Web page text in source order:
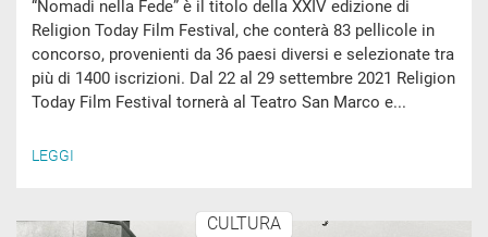
“Nomadi nella Fede” è il titolo della XXIV edizione di
Religion Today Film Festival, che conterà 83 pellicole in
concorso, provenienti da 36 paesi diversi e selezionate tra
più di 1400 iscrizioni. Dal 22 al 29 settembre 2021 Religion
Today Film Festival tornerà al Teatro San Marco e...
LEGGI
CULTURA